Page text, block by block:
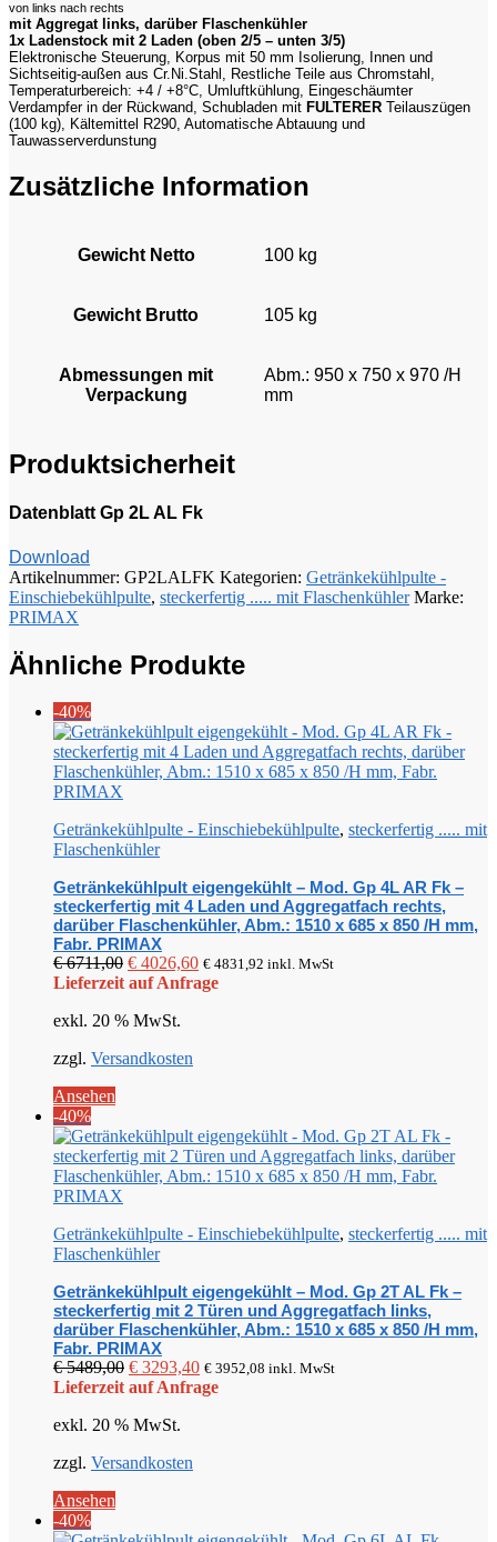
von links nach rechts
mit Aggregat links, darüber Flaschenkühler
1x Ladenstock mit 2 Laden (oben 2/5 – unten 3/5)
Elektronische Steuerung, Korpus mit 50 mm Isolierung, Innen und
Sichtseitig-außen aus Cr.Ni.Stahl, Restliche Teile aus Chromstahl,
Temperaturbereich: +4 / +8°C, Umluftkühlung, Eingeschäumter
Verdampfer in der Rückwand, Schubladen mit FULTERER Teilauszügen
(100 kg), Kältemittel R290, Automatische Abtauung und
Tauwasserverdunstung
Zusätzliche Information
Gewicht Netto 100 kg
Gewicht Brutto 105 kg
Abmessungen mit
Verpackung
Abm.: 950 x 750 x 970 /H
mm
Produktsicherheit
Datenblatt Gp 2L AL Fk
Download
Artikelnummer: GP2LALFK Kategorien: Getränkekühlpulte -
Einschiebekühlpulte, steckerfertig ..... mit Flaschenkühler Marke:
PRIMAX
Ähnliche Produkte
-40%
Getränkekühlpulte - Einschiebekühlpulte, steckerfertig ..... mit
Flaschenkühler
Getränkekühlpult eigengekühlt – Mod. Gp 4L AR Fk –
steckerfertig mit 4 Laden und Aggregatfach rechts,
darüber Flaschenkühler, Abm.: 1510 x 685 x 850 /H mm,
Fabr. PRIMAX
€6711,00 Ursprünglicher
Preis
€ 6711,00
€ 4026,60Aktueller
Preis
€ 4831,92 inkl. MwSt
Lieferzeit auf Anfrage
exkl. 20 % MwSt.
zzgl. Versandkosten
Ansehen
-40%
Getränkekühlpulte - Einschiebekühlpulte, steckerfertig ..... mit
Flaschenkühler
Getränkekühlpult eigengekühlt – Mod. Gp 2T AL Fk –
steckerfertig mit 2 Türen und Aggregatfach links,
darüber Flaschenkühler, Abm.: 1510 x 685 x 850 /H mm,
Fabr. PRIMAX
€5489,00 Ursprünglicher
Preis
€ 5489,00
€ 3293,40Aktueller
Preis
€ 3952,08 inkl. MwSt
Lieferzeit auf Anfrage
exkl. 20 % MwSt.
zzgl. Versandkosten
Ansehen
-40%